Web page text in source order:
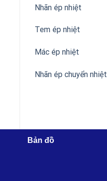
Nhãn ép nhiệt
Tem ép nhiệt
Mác ép nhiệt
Nhãn ép chuyển nhiệt
Bản đồ